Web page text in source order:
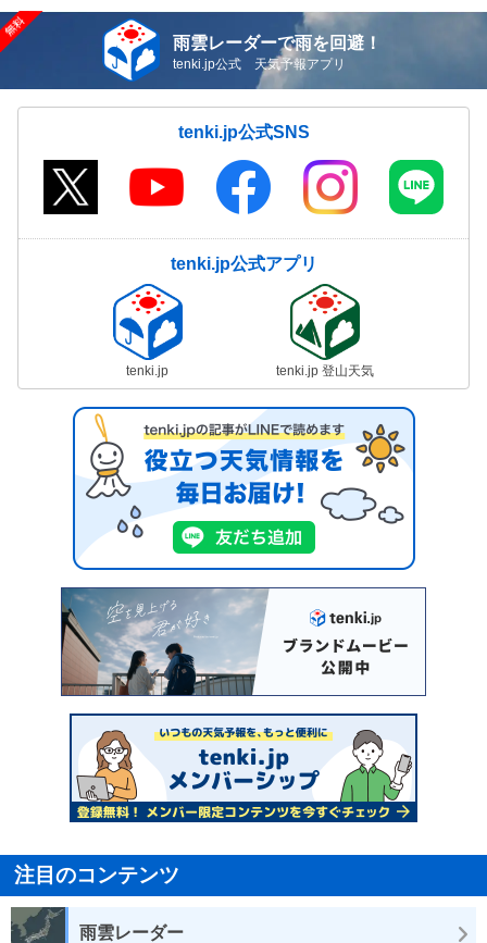
雨雲レーダーで雨を回避！
tenki.jp公式 天気予報アプリ
tenki.jp公式SNS
tenki.jp公式アプリ
tenki.jp tenki.jp 登山天気
注目のコンテンツ
雨雲レーダー